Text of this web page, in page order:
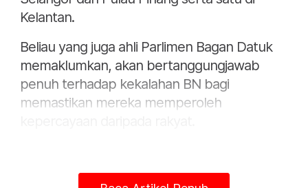
Kelantan.
Beliau yang juga ahli Parlimen Bagan Datuk
memaklumkan, akan bertanggungjawab
penuh terhadap kekalahan BN bagi
memastikan mereka memperoleh